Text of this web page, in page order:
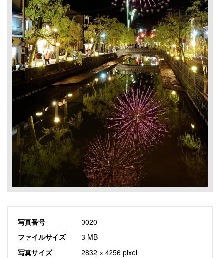
写真番号
0020
ファイルサイズ
3 MB
写真サイズ
2832 × 4256 pixel